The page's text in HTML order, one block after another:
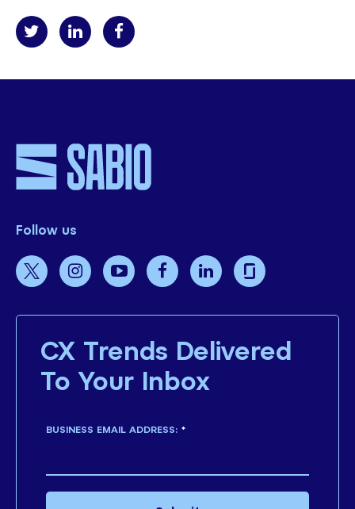
Follow us
CX Trends Delivered
To Your Inbox
*
BUSINESS EMAIL ADDRESS: